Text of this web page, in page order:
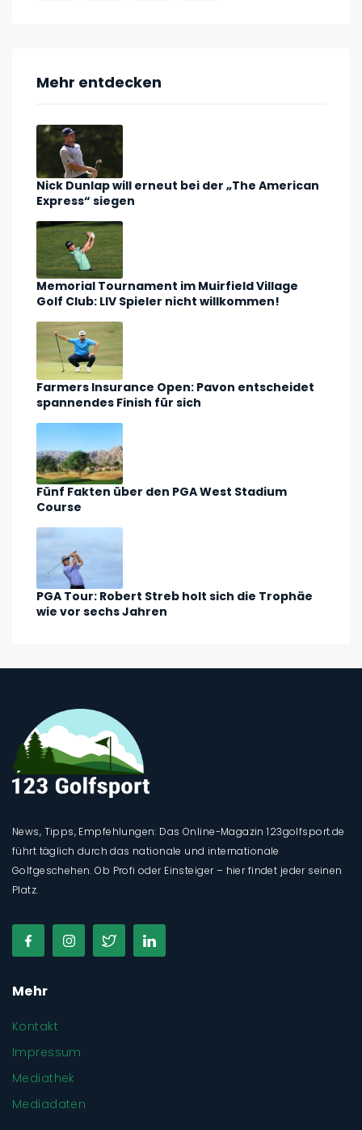
Mehr entdecken
Nick Dunlap will erneut bei der „The American
Express“ siegen
Memorial Tournament im Muirfield Village
Golf Club: LIV Spieler nicht willkommen!
Farmers Insurance Open: Pavon entscheidet
spannendes Finish für sich
Fünf Fakten über den PGA West Stadium
Course
PGA Tour: Robert Streb holt sich die Trophäe
wie vor sechs Jahren
News, Tipps, Empfehlungen: Das Online-Magazin 123golfsport.de
führt täglich durch das nationale und internationale
Golfgeschehen. Ob Profi oder Einsteiger – hier findet jeder seinen
Platz.
Mehr
Kontakt
Impressum
Mediathek
Mediadaten